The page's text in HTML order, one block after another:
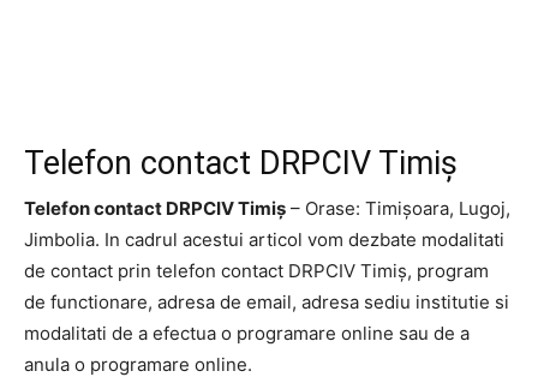
Telefon contact DRPCIV Timiș
Telefon contact DRPCIV Timiș – Orase: Timișoara, Lugoj,
Jimbolia. In cadrul acestui articol vom dezbate modalitati
de contact prin telefon contact DRPCIV Timiș, program
de functionare, adresa de email, adresa sediu institutie si
modalitati de a efectua o programare online sau de a
anula o programare online.